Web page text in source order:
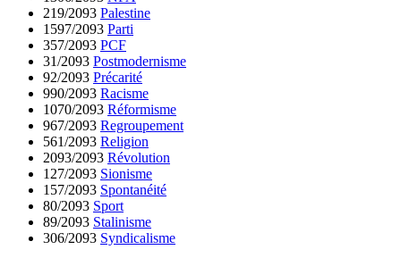
219/2093 Palestine
1597/2093 Parti
357/2093 PCF
31/2093 Postmodernisme
92/2093 Précarité
990/2093 Racisme
1070/2093 Réformisme
967/2093 Regroupement
561/2093 Religion
2093/2093 Révolution
127/2093 Sionisme
157/2093 Spontanéité
80/2093 Sport
89/2093 Stalinisme
306/2093 Syndicalisme